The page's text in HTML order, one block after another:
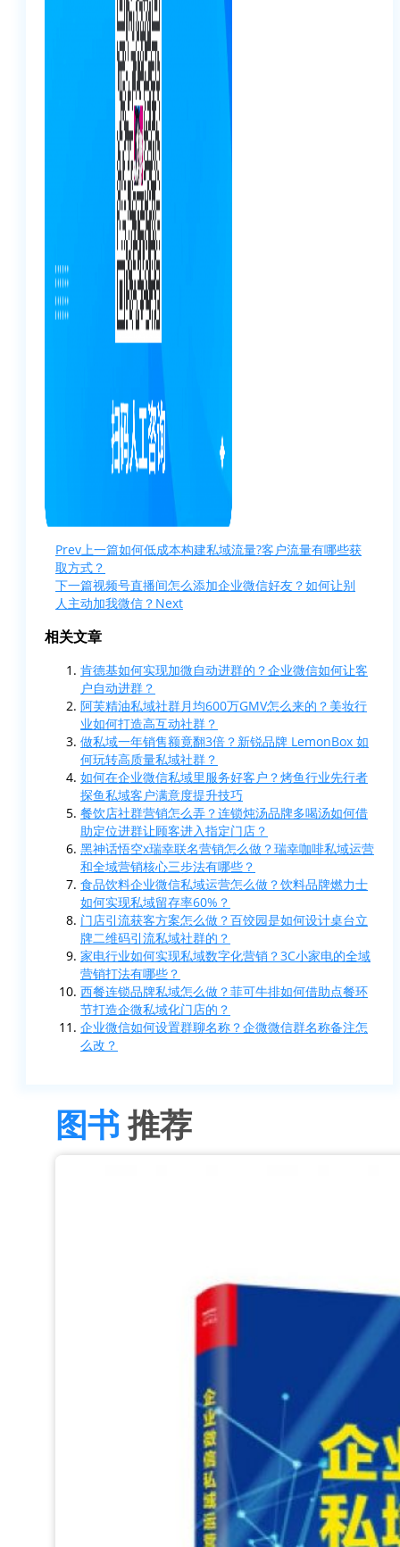
Prev 上一篇如何低成本构建私域流量?客户流量有哪些获
取方式？
下一篇视频号直播间怎么添加企业微信好友？如何让别
人主动加我微信？ Next
相关文章
肯德基如何实现加微自动进群的？企业微信如何让客
户自动进群？
阿芙精油私域社群月均600万GMV怎么来的？美妆行
业如何打造高互动社群？
做私域一年销售额竟翻3倍？新锐品牌 LemonBox 如
何玩转高质量私域社群？
如何在企业微信私域里服务好客户？烤鱼行业先行者
探鱼私域客户满意度提升技巧
餐饮店社群营销怎么弄？连锁炖汤品牌多喝汤如何借
助定位进群让顾客进入指定门店？
黑神话悟空x瑞幸联名营销怎么做？瑞幸咖啡私域运营
和全域营销核心三步法有哪些？
食品饮料企业微信私域运营怎么做？饮料品牌燃力士
如何实现私域留存率60%？
门店引流获客方案怎么做？百饺园是如何设计桌台立
牌二维码引流私域社群的？
家电行业如何实现私域数字化营销？3C小家电的全域
营销打法有哪些？
西餐连锁品牌私域怎么做？菲可牛排如何借助点餐环
节打造企微私域化门店的？
企业微信如何设置群聊名称？企微微信群名称备注怎
么改？
图书推荐